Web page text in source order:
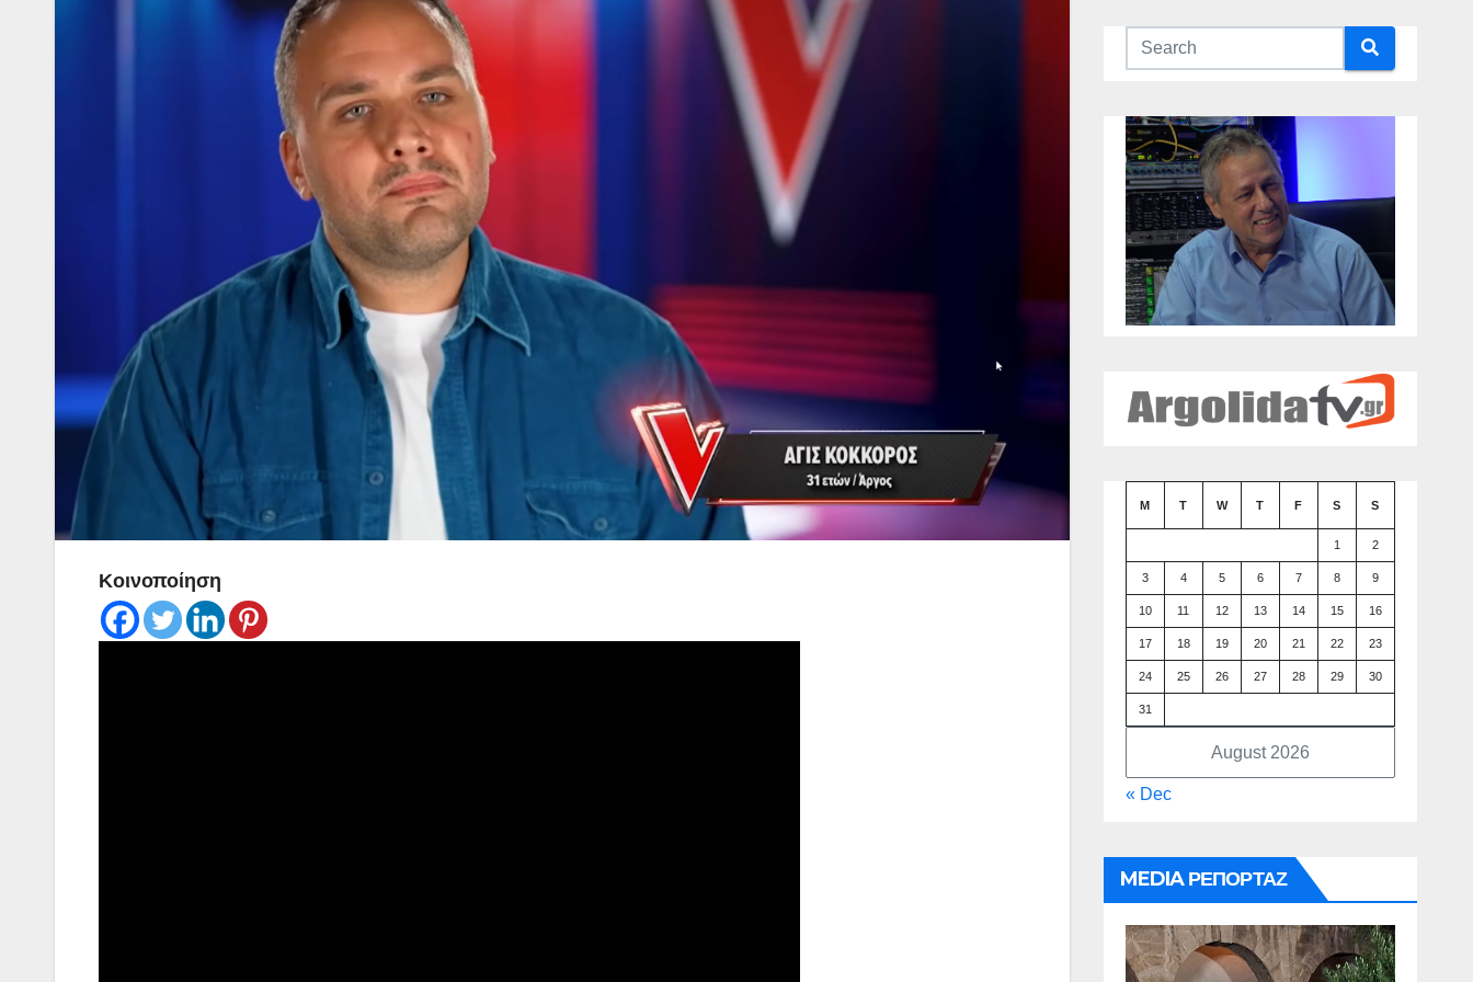
Κοινοποίηση
August 2026
M T W T F S S
1 2
3 4 5 6 7 8 9
10 11 12 13 14 15 16
17 18 19 20 21 22 23
24 25 26 27 28 29 30
31
« Dec
MEDIA ΡΕΠΟΡΤΑΖ